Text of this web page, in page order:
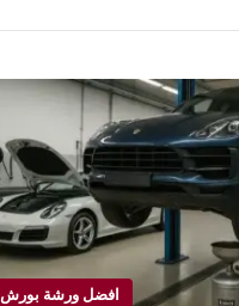
افضل ورشة بورش